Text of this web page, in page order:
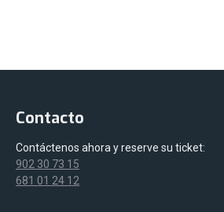
Contacto
Contáctenos ahora y reserve su ticket:
902 30 73 15
681 01 24 12